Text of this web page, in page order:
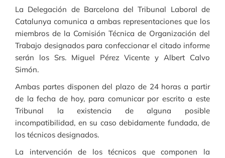
La Delegación de Barcelona del Tribunal Laboral de
Catalunya comunica a ambas representaciones que los
miembros de la Comisión Técnica de Organización del
Trabajo designados para confeccionar el citado informe
serán los Srs. Miguel Pérez Vicente y Albert Calvo
Simón.
Ambas partes disponen del plazo de 24 horas a partir
de la fecha de hoy, para comunicar por escrito a este
Tribunal la existencia de alguna posible
incompatibilidad, en su caso debidamente fundada, de
los técnicos designados.
La intervención de los técnicos que componen la